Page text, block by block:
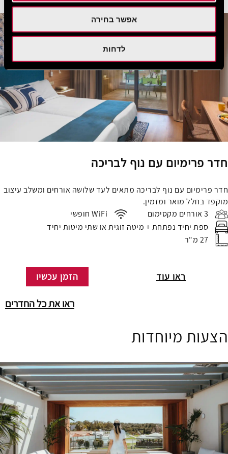
אפשר בחירה
לדחות
חדר פרימיום עם נוף לבריכה
חדר פרימיום עם נוף לבריכה מתאים לעד שלושה אורחים ומשלב עיצוב
מוקפד בחלל מואר ומזמין.
3 אורחים מקסימום
WiFi חופשי
ספת יחיד נפתחת + מיטה זוגית או שתי מיטות יחיד
27 מ"ר
ראו עוד הזמן עכשיו
ראו את כל החדרים
הצעות מיוחדות